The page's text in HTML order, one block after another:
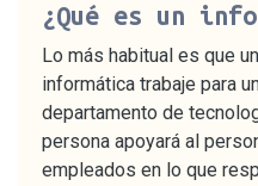
¿Qué es un
Lo más habitual es que
informática trabaje para
departamento de
persona apoyará al
empleados en lo que